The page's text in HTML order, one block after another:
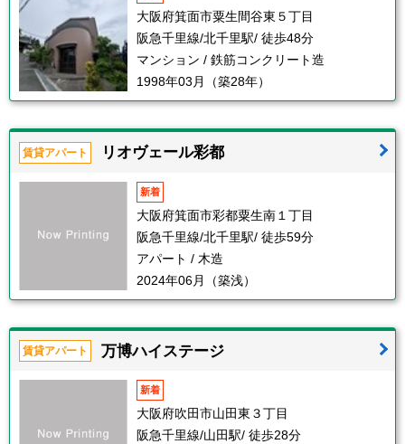
大阪府箕面市粟生間谷東５丁目
阪急千里線/北千里駅/ 徒歩48分
マンション / 鉄筋コンクリート造
1998年03月（築28年）
賃貸アパート リオヴェール彩都
新着
大阪府箕面市彩都粟生南１丁目
阪急千里線/北千里駅/ 徒歩59分
アパート / 木造
2024年06月（築浅）
賃貸アパート 万博ハイステージ
新着
大阪府吹田市山田東３丁目
阪急千里線/山田駅/ 徒歩28分